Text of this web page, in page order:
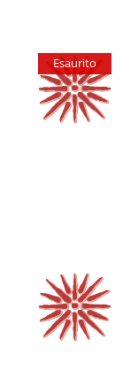
Esaurito